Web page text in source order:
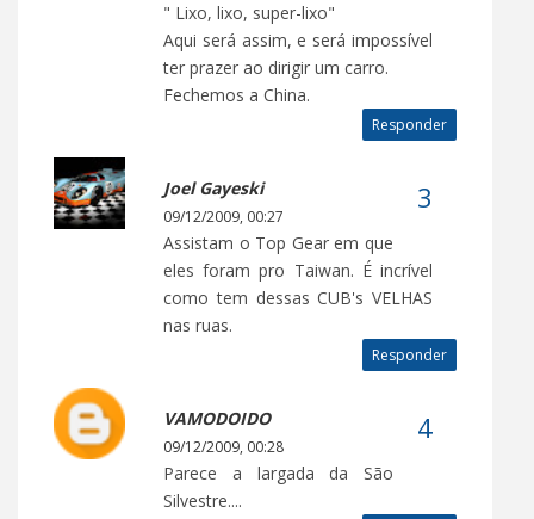
" Lixo, lixo, super-lixo"
Aqui será assim, e será impossível
ter prazer ao dirigir um carro.
Fechemos a China.
Responder
Joel Gayeski
09/12/2009, 00:27
Assistam o Top Gear em que
eles foram pro Taiwan. É incrível
como tem dessas CUB's VELHAS
nas ruas.
Responder
VAMODOIDO
09/12/2009, 00:28
Parece a largada da São
Silvestre....